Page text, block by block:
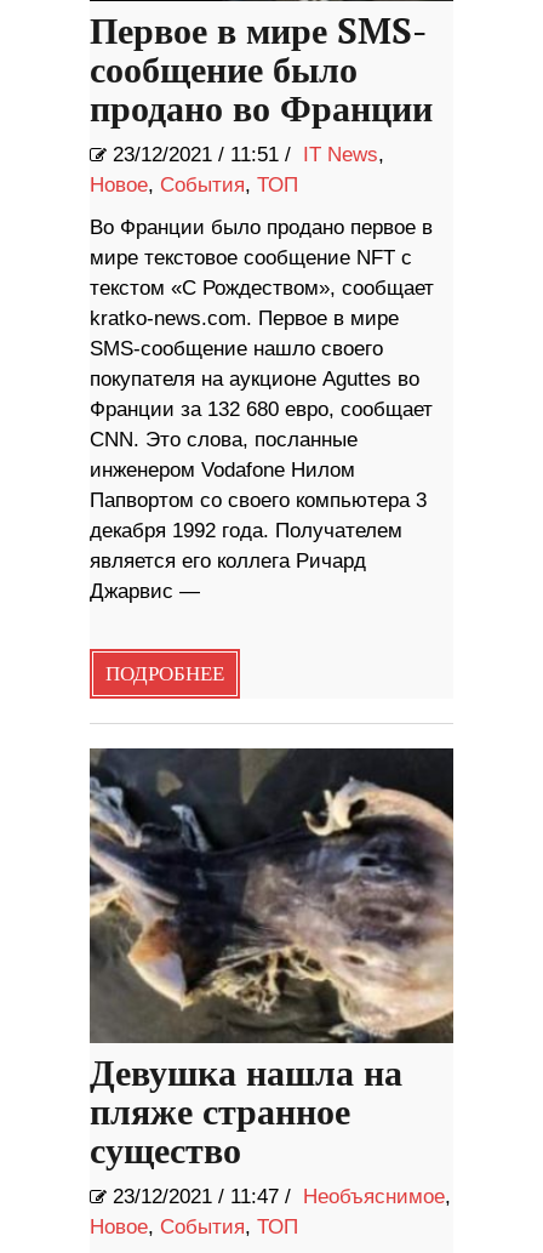
Первое в мире SMS-
сообщение было
продано во Франции
23/12/2021 / 11:51 / IT News,
Новое, События, ТОП
Во Франции было продано первое в
мире текстовое сообщение NFT с
текстом «С Рождеством», сообщает
kratko-news.com. Первое в мире
SMS-сообщение нашло своего
покупателя на аукционе Aguttes во
Франции за 132 680 евро, сообщает
CNN. Это слова, посланные
инженером Vodafone Нилом
Папвортом со своего компьютера 3
декабря 1992 года. Получателем
является его коллега Ричард
Джарвис —
ПОДРОБНЕЕ
Девушка нашла на
пляже странное
существо
23/12/2021 / 11:47 / Необъяснимое,
Новое, События, ТОП